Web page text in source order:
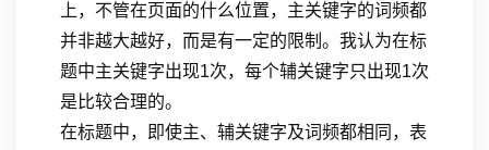
上，不管在页面的什么位置，主关键字的词频都
并非越大越好，而是有一定的限制。我认为在标
题中主关键字出现1次，每个辅关键字只出现1次
是比较合理的。
在标题中，即使主、辅关键字及词频都相同，表